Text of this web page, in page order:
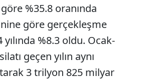
%35.8 oranında
göre gerçekleşme
yılında %8.3 oldu. Ocak-
geçen yılın aynı
3 trilyon 825 milyar